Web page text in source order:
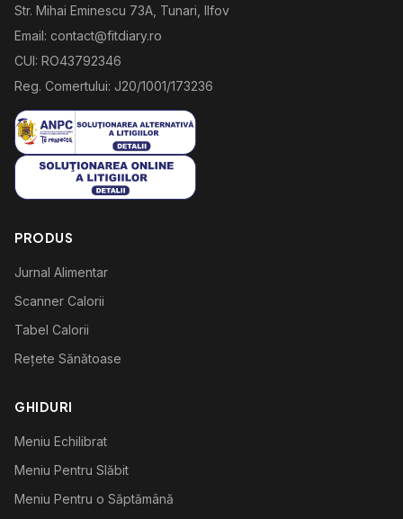
Str. Mihai Eminescu 73A, Tunari, Ilfov
Email: contact@fitdiary.ro
CUI: RO43792346
Reg. Comertului: J20/1001/173236
PRODUS
Jurnal Alimentar
Scanner Calorii
Tabel Calorii
Rețete Sănătoase
GHIDURI
Meniu Echilibrat
Meniu Pentru Slăbit
Meniu Pentru o Săptămână